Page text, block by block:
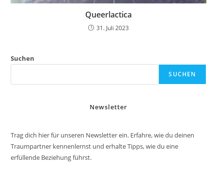
Queerlactica
31. Juli 2023
Suchen
SUCHEN
Newsletter
Trag dich hier für unseren Newsletter ein. Erfahre, wie du deinen
Traumpartner kennenlernst und erhalte Tipps, wie du eine
erfüllende Beziehung führst.